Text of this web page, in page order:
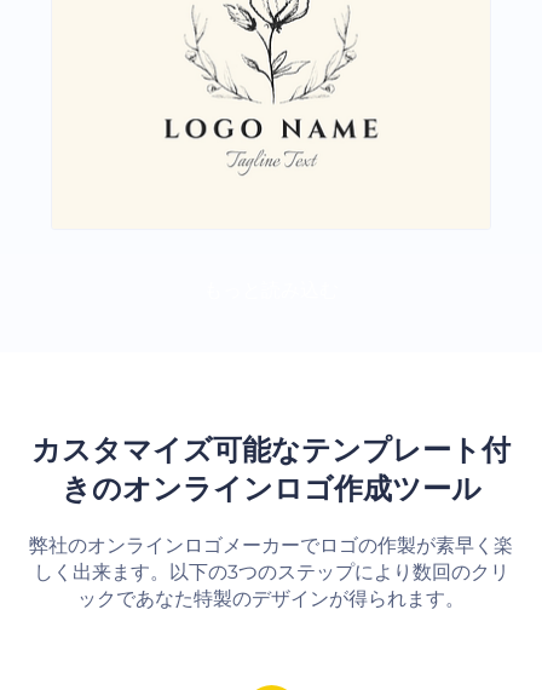
カスタマイズ可能なテンプレート付
きのオンラインロゴ作成ツール
弊社のオンラインロゴメーカーでロゴの作製が素早く楽
しく出来ます。以下の3つのステップにより数回のクリ
ックであなた特製のデザインが得られます。